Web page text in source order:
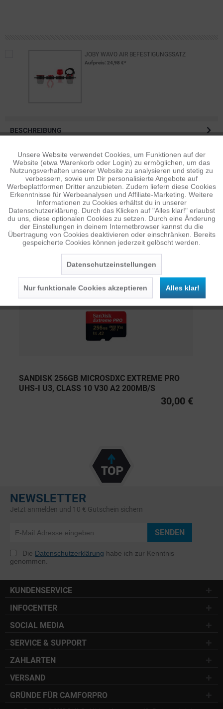
JOBY WAVO AIR BEFESTIGUNGSSATZ
Aufpreis: 24,98 €*
BESCHREIBUNG
Audioübertragung Einzigartiges modulares... mehr
BEWERTUNGEN
0
Bewertungen lesen, schreiben und diskutieren...mehr
ÄHNLICHE ARTIKEL
Diese Artikel sind dem Produkt ähnlich ...mehr
Persönliche Empfehlungen
SANDISK 256GB MICROSDXC EXTREME PRO
UHS-I U3, CLASS 10 V30 A2 200MB/S
30,00 €
NEWSLETTER
Jetzt anmelden und 10 € Gutschein sichern
SENDEN
Die Datenschutzerklärung habe ich zur Kenntnis
genommen.
KUNDENSERVICE
INFOCENTER
SOCIAL MEDIA
SERVICE & SUPPORT
ZAHLARTEN
VERSAND
GRÜNDE FÜR CAMFORPRO
Funktionale Aktiv
Tracking Inaktiv
Personalisierung Inaktiv
Service Inaktiv
Unsere Website verwendet Cookies, um Funktionen auf der
Website (etwa Warenkorb oder Login) zu ermöglichen, um das
Nutzungsverhalten unserer Website zu analysieren und stetig zu
verbessern, sowie um Dir personalisierte Angebote auf
Werbeplattformen Dritter anzubieten. Zudem liefern diese Cookies
Erkenntnisse für Werbeanalysen und Affiliate-Marketing. Weitere
Informationen zu Cookies erhältst du in unserer
Datenschutzerklärung. Durch das Klicken auf "Alles klar!" erlaubst
du uns, diese optionalen Cookies zu setzen. Durch eine Änderung
der Einstellungen in deinem Internetbrowser kannst du die
Übertragung von Cookies deaktivieren oder einschränken. Bereits
gespeicherte Cookies können jederzeit gelöscht werden.
Datenschutzeinstellungen
Nur funktionale Cookies akzeptieren Alles klar!